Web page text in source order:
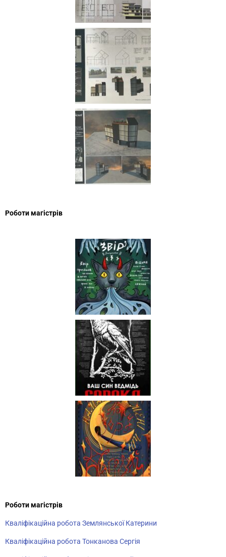
Роботи магістрів
Роботи магістрів
Кваліфікаційна робота Землянської Катерини
Кваліфікаційна робота Тонканова Сергія